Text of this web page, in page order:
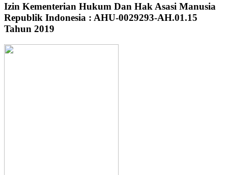
Izin Kementerian Hukum Dan Hak Asasi Manusia
Republik Indonesia : AHU-0029293-AH.01.15
Tahun 2019